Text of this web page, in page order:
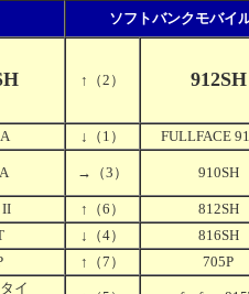
ソフトバンクモバイ
↑ （2） 912SH
↓ （1） FULLFACE
→ （3） 910SH
II ↑ （6）
812SH
↓ （4）
816SH
↑ （7） 705P
イ